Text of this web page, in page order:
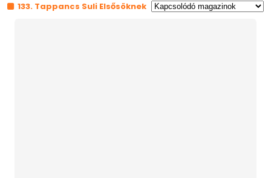
133. Tappancs Suli Elsősöknek